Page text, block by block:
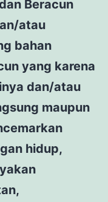
Beracun
atau
bahan
yang karena
dan/atau
maupun
hidup,